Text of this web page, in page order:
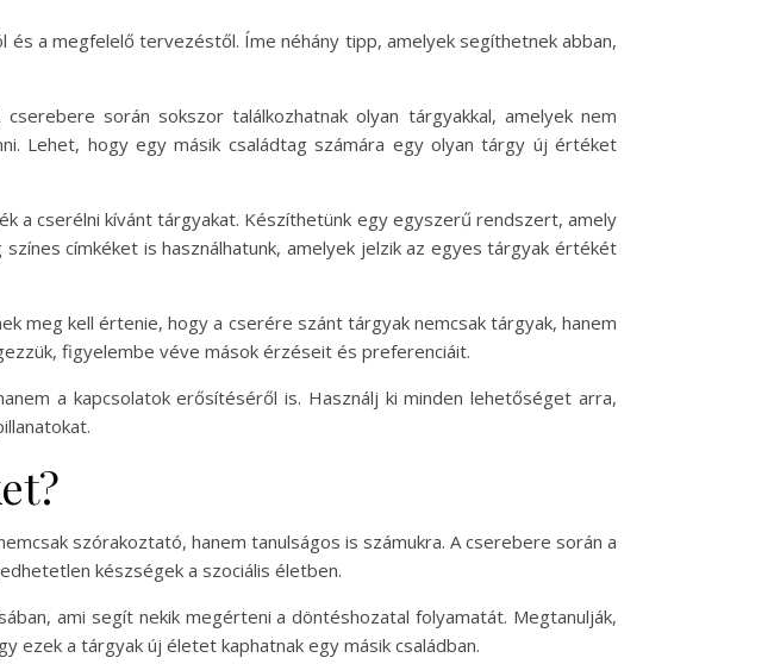
a megfelelő tervezéstől. Íme néhány tipp, amelyek segíthetnek abban,
során sokszor találkozhatnak olyan tárgyakkal, amelyek nem
Lehet, hogy egy másik családtag számára egy olyan tárgy új értéket
a cserélni kívánt tárgyakat. Készíthetünk egy egyszerű rendszert, amely
címkéket is használhatunk, amelyek jelzik az egyes tárgyak értékét
kell értenie, hogy a cserére szánt tárgyak nemcsak tárgyak, hanem
figyelembe véve mások érzéseit és preferenciáit.
a kapcsolatok erősítéséről is. Használj ki minden lehetőséget arra,
szórakoztató, hanem tanulságos is számukra. A cserebere során a
készségek a szociális életben.
ami segít nekik megérteni a döntéshozatal folyamatát. Megtanulják,
ezek a tárgyak új életet kaphatnak egy másik családban.